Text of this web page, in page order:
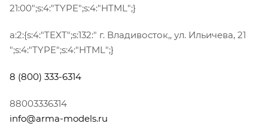
21:00";s:4:"TYPE";s:4:"HTML";}
a:2:{s:4:"TEXT";s:132:" г. Владивосток,, ул. Ильичева, 21
";s:4:"TYPE";s:4:"HTML";}
8 (800) 333-6314
88003336314
info@arma-models.ru